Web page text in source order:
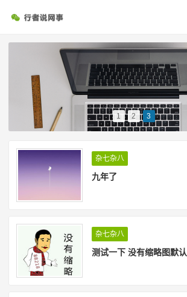
1 2 3
杂七杂八
九年了
杂七杂八
测试一下 没有缩略图默